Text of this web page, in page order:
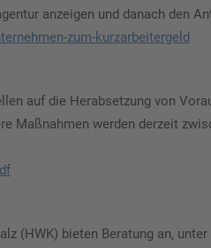
anzeigen und danach den
zum-kurzarbeitergeld
auf die Herabsetzung von
Maßnahmen werden derzeit
(HWK) bieten Beratung an,